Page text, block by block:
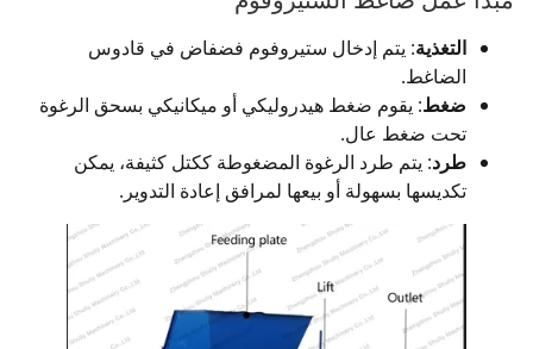
التغذية: يتم إدخال ستيروفوم فضفاض في قادوس
الضاغط.
ضغط: يقوم ضغط هيدروليكي أو ميكانيكي بسحق الرغوة
تحت ضغط عال.
طرد: يتم طرد الرغوة المضغوطة ككتل كثيفة، يمكن
تكديسها بسهولة أو بيعها لمرافق إعادة التدوير.